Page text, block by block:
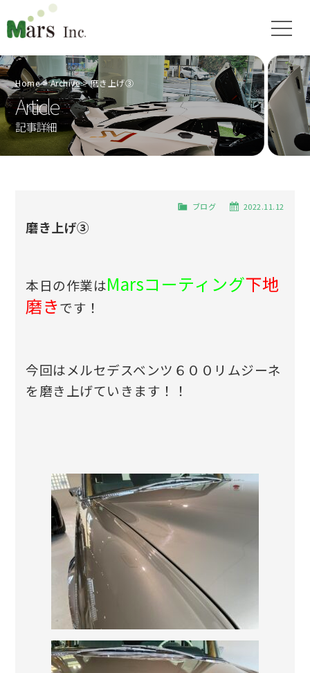
Home Archive 磨き上げ➂
Article
記事詳細
2022.11.12
ブログ
磨き上げ➂
本日の作業はMarsコーティング下地
磨きです！
今回はメルセデスベンツ６００リムジーネ
を磨き上げていきます！！